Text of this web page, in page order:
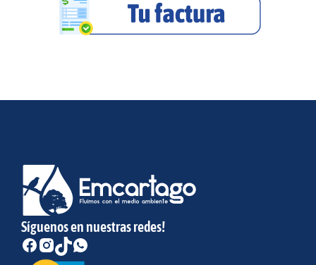
Síguenos en nuestras redes!